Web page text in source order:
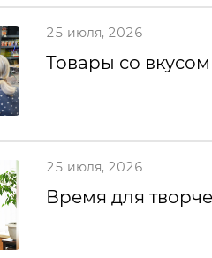
25 июля, 2026
Товары со вкусом
25 июля, 2026
Время для